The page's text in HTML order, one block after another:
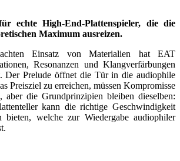
echte High-End-Plattenspieler, die die
Maximum ausreizen.
Einsatz von Materialien hat EAT
Resonanzen und Klangverfärbungen
Der Prelude öffnet die Tür in die audiophile
Preisziel zu erreichen, müssen Kompromisse
aber die Grundprinzipien bleiben dieselben:
kann die richtige Geschwindigkeit
bieten, welche zur Wiedergabe audiophiler